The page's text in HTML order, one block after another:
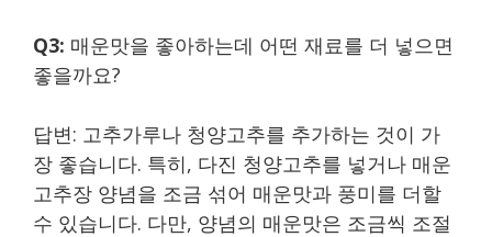
Q3: 매운맛을 좋아하는데 어떤 재료를 더 넣으면
좋을까요?
답변: 고추가루나 청양고추를 추가하는 것이 가
장 좋습니다. 특히, 다진 청양고추를 넣거나 매운
고추장 양념을 조금 섞어 매운맛과 풍미를 더할
수 있습니다. 다만, 양념의 매운맛은 조금씩 조절